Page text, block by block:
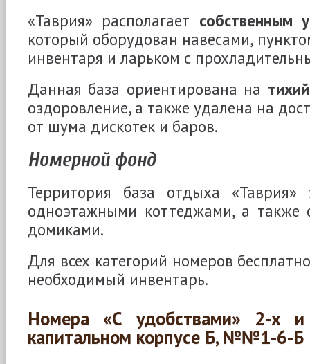
«Таврия» располагает собственным
который оборудован навесами,
инвентаря и ларьком с
Данная база ориентирована на
оздоровление, а также удалена на
от шума дискотек и баров.
Номерной фонд
Территория база отдыха «Таврия»
одноэтажными коттеджами, а также
домиками.
Для всех категорий номеров
необходимый инвентарь.
Номера «С удобствами» 2-х
капитальном корпусе Б, №№1-6-Б